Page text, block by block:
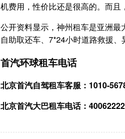
机费用，性价比还是很高的。而且
公开资料显示，神州租车是亚洲
自助取还车、7*24小时道路救援、
首汽环球租车电话
北京首汽自驾租车客服：1010-
北京首汽大巴租车电话：